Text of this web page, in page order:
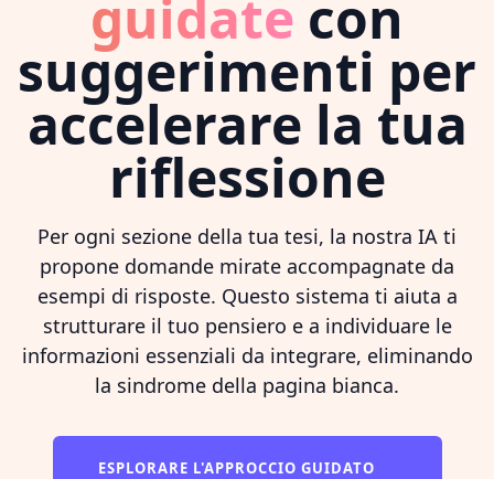
guidate con
suggerimenti per
accelerare la tua
riflessione
Per ogni sezione della tua tesi, la nostra IA ti
propone domande mirate accompagnate da
esempi di risposte. Questo sistema ti aiuta a
strutturare il tuo pensiero e a individuare le
informazioni essenziali da integrare, eliminando
la sindrome della pagina bianca.
ESPLORARE L'APPROCCIO GUIDATO